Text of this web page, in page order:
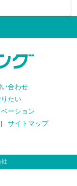
合わせ
たい
ベーション
サイトマップ
社